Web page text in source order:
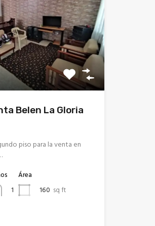
Belen La Gloria
piso para la venta en
1
Área
160 sq ft